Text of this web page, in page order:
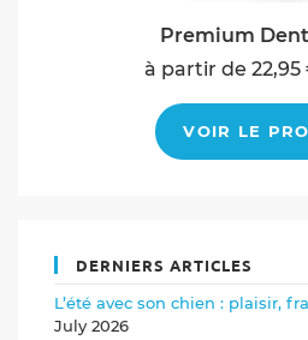
Premium
à partir de
VOIR LE
DERNIERS ARTICLES
L’été avec son chien : plaisir,
July 2026